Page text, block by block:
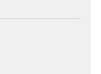
extern webbplats,
webbplats,